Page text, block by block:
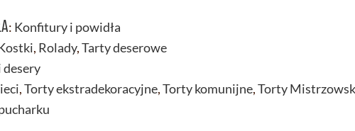
: Konfitury i powidła
, Rolady,Tarty deserowe
,Torty ekstradekoracyjne,Torty komunijne,Torty